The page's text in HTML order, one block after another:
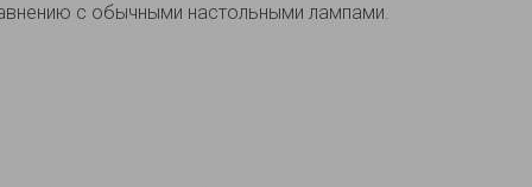
с обычными настольными лампами.